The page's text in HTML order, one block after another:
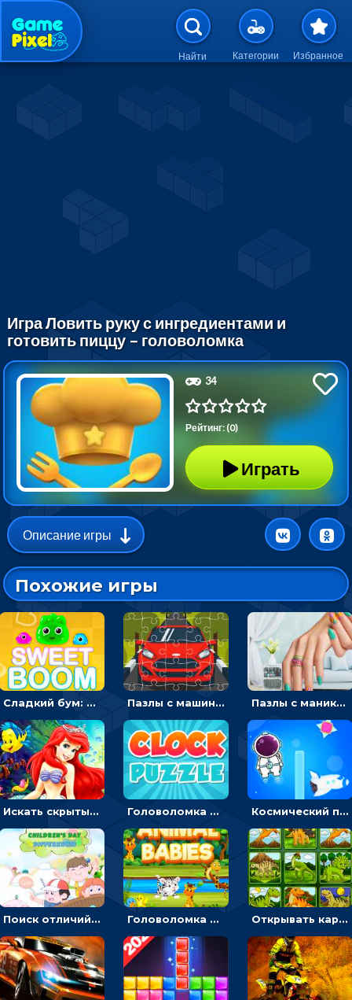
Перейти к основному
Найти Категории Избранное
Игра Ловить руку с ингредиентами и
готовить пиццу – головоломка
34
Рейтинг: (0)
Играть
Описание игры
Похожие игры
Сладкий бум: тапнуть, чтобы взорвать желейки - головоломка Пазлы с машинами Форд: собирать картинки и открывать новые Пазлы с маникюром: собери идеальный рисунок для ногтей
Искать скрытый алфавит на картинках с мультяшными героями - головоломка для детей Головоломка с часами для детей: читать время по циферблату Космический побег: двигать космонавта, чтобы попасть к кораблю
Поиск отличий на картинках с детьми - головоломка Головоломка Звери-малыши: открывай карточки по очереди, чтобы найти одинаковые Открывать картинки с динозаврами и складывать в пары по памяти - головоломка